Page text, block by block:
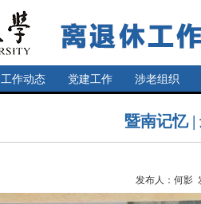
工作动态 党建工作 涉老组织
暨南记忆 |
发布人：何影